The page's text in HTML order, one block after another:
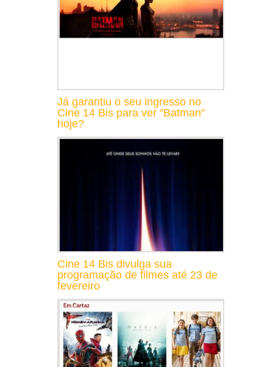
Já garantiu o seu ingresso no
Cine 14 Bis para ver "Batman"
hoje?
Cine 14 Bis divulga sua
programação de filmes até 23 de
fevereiro